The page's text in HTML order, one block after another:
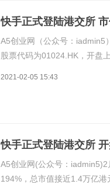
快手正式登陆港交所
A5创业网（公众号：iadmin5
股票代码为01024.HK，开盘
股，成交额达到92.422亿港
2021-02-05 15:43
快手正式登陆港交所
A5创业网(公众号：
194%，总市值接近1.4万亿